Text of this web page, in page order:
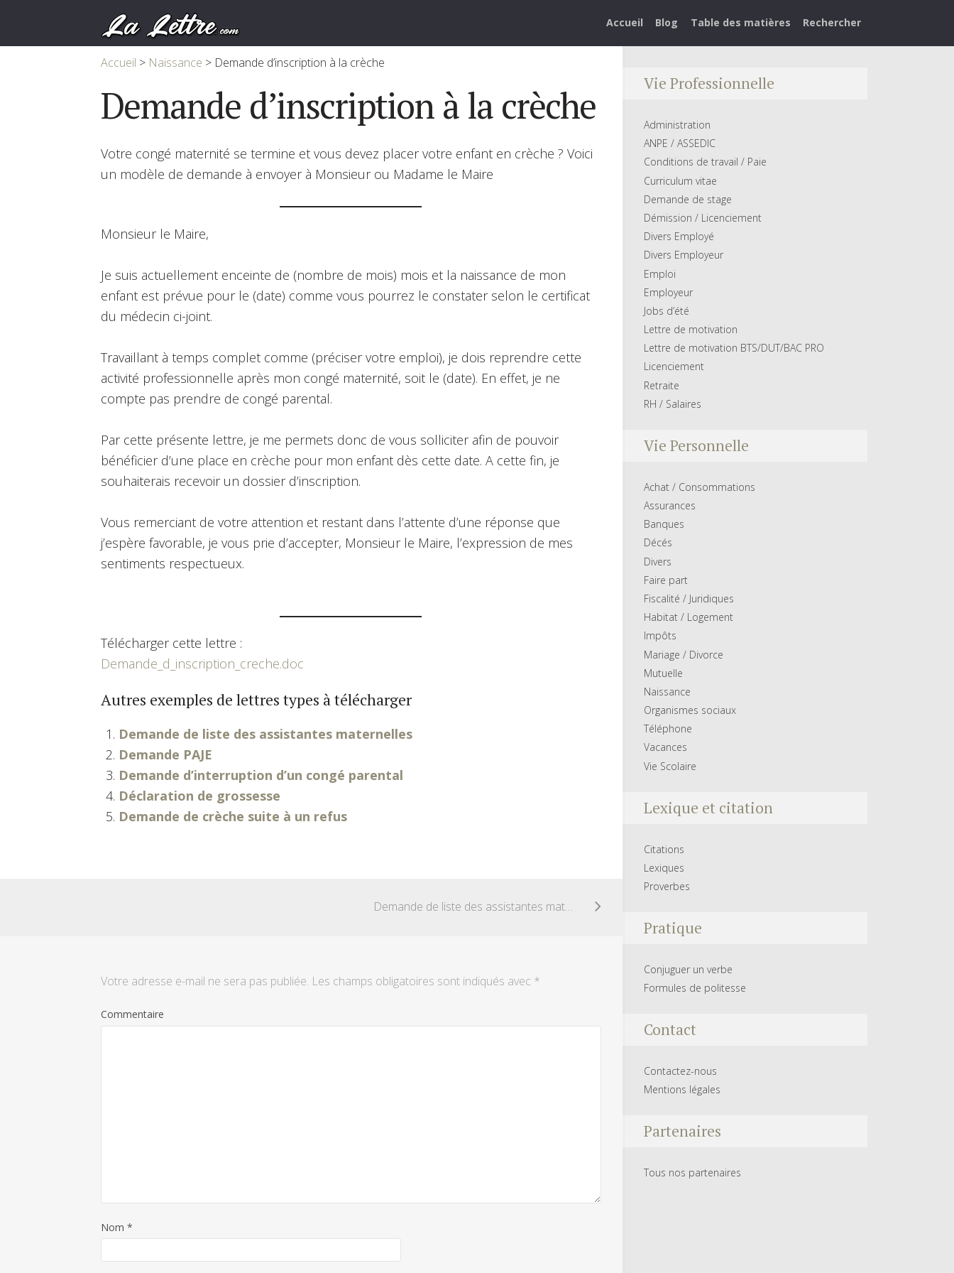
Accueil Blog Table des matières Rechercher
Accueil > Naissance > Demande d’inscription à la crèche
Demande d’inscription à la crèche
Votre congé maternité se termine et vous devez placer votre enfant en crèche ? Voici
un modèle de demande à envoyer à Monsieur ou Madame le Maire
Monsieur le Maire,
Je suis actuellement enceinte de (nombre de mois) mois et la naissance de mon
enfant est prévue pour le (date) comme vous pourrez le constater selon le certificat
du médecin ci-joint.
Travaillant à temps complet comme (préciser votre emploi), je dois reprendre cette
activité professionnelle après mon congé maternité, soit le (date). En effet, je ne
compte pas prendre de congé parental.
Par cette présente lettre, je me permets donc de vous solliciter afin de pouvoir
bénéficier d’une place en crèche pour mon enfant dès cette date. A cette fin, je
souhaiterais recevoir un dossier d’inscription.
Vous remerciant de votre attention et restant dans l’attente d’une réponse que
j’espère favorable, je vous prie d’accepter, Monsieur le Maire, l’expression de mes
sentiments respectueux.
Télécharger cette lettre :
Demande_d_inscription_creche.doc
Autres exemples de lettres types à télécharger
Demande de liste des assistantes maternelles
Demande PAJE
Demande d’interruption d’un congé parental
Déclaration de grossesse
Demande de crèche suite à un refus
Demande de liste des assistantes maternelles
Votre adresse e-mail ne sera pas publiée. Les champs obligatoires sont indiqués avec *
Commentaire
Nom *
Vie Professionnelle
Administration
ANPE / ASSEDIC
Conditions de travail / Paie
Curriculum vitae
Demande de stage
Démission / Licenciement
Divers Employé
Divers Employeur
Emploi
Employeur
Jobs d’été
Lettre de motivation
Lettre de motivation BTS/DUT/BAC PRO
Licenciement
Retraite
RH / Salaires
Vie Personnelle
Achat / Consommations
Assurances
Banques
Décés
Divers
Faire part
Fiscalité / Juridiques
Habitat / Logement
Impôts
Mariage / Divorce
Mutuelle
Naissance
Organismes sociaux
Téléphone
Vacances
Vie Scolaire
Lexique et citation
Citations
Lexiques
Proverbes
Pratique
Conjuguer un verbe
Formules de politesse
Contact
Contactez-nous
Mentions légales
Partenaires
Tous nos partenaires